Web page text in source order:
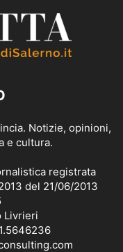
Notizie, opinioni,
e cultura.
registrata
del 21/06/2013
Livrieri